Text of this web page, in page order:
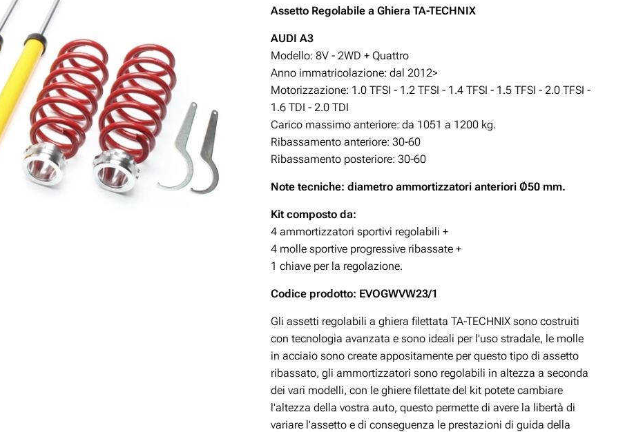
Assetto Regolabilea Ghiera TA-TECHNIX
AUDI A3
Modello: 8V - 2WD + Quattro
Anno immatricolazione: dal 2012>
Motorizzazione: 1.0 TFSI - 1.2 TFSI - 1.4 TFSI - 1.5 TFSI - 2.0 TFSI -
1.6 TDI - 2.0 TDI
Carico massimo anteriore: da 1051 a 1200 kg.
Ribassamento anteriore: 30-60
Ribassamento posteriore: 30-60
Note tecniche: diametro ammortizzatori anteriori Ø50 mm.
Kit composto da:
4 ammortizzatori sportivi regolabili +
4 molle sportive progressive ribassate +
1 chiave per la regolazione.
Codice prodotto: EVOGWVW23/1
Gli assetti regolabili a ghiera filettata TA-TECHNIX sono costruiti
con tecnologia avanzata e sono ideali per l'uso stradale, le molle
in acciaio sono create appositamente per questo tipo di assetto
ribassato, gli ammortizzatori sono regolabili in altezza a seconda
dei vari modelli, con le ghiere filettate del kit potete cambiare
l'altezza della vostra auto, questo permette di avere la libertà di
variare l'assetto e di conseguenza le prestazioni di guida della